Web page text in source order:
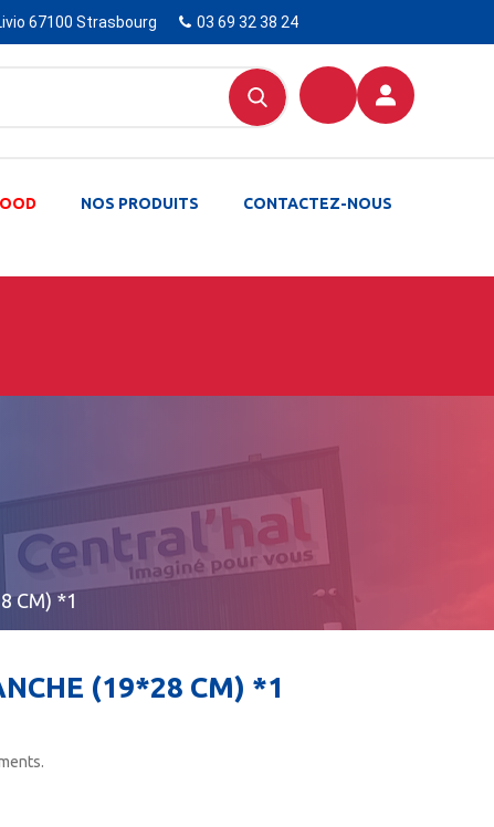
67100 Strasbourg 03 69 32 38 24
CONTACTEZ-NOUS
NOS PRODUITS
CM) *1
(19*28 CM) *1